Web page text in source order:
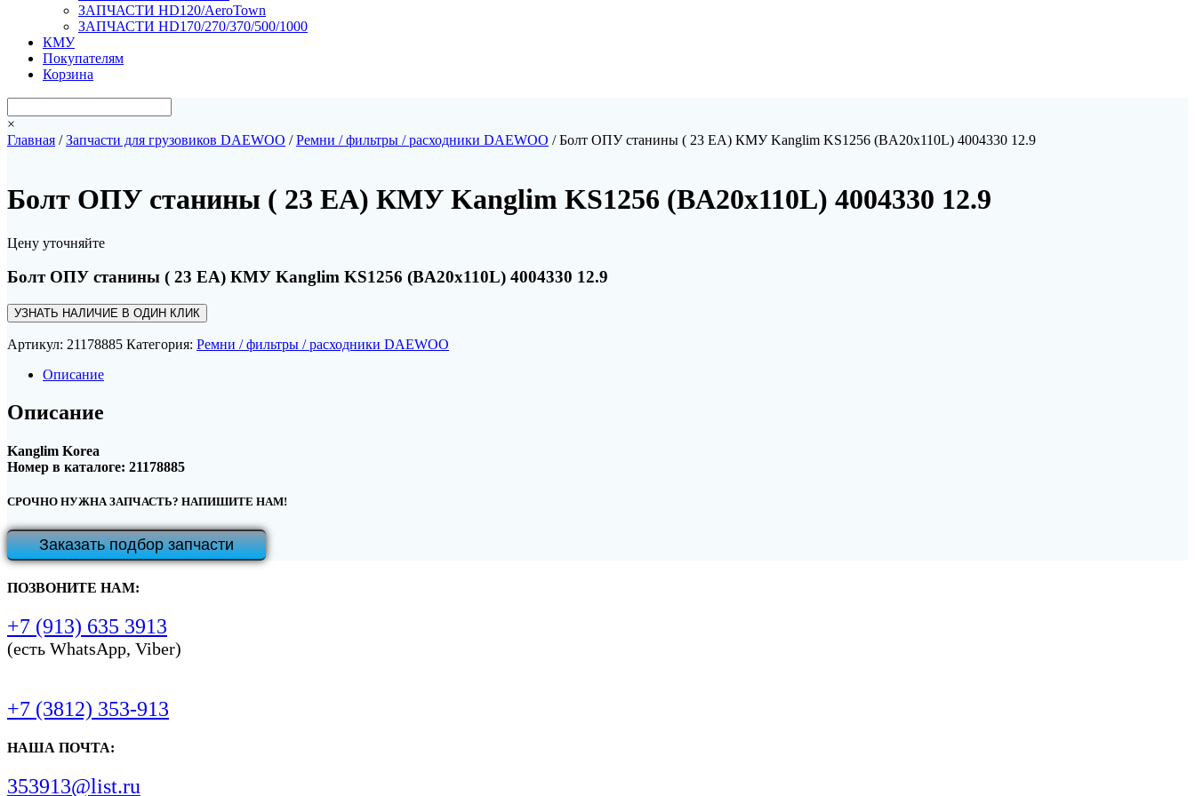
ЗАПЧАСТИ HD120/AeroTown
ЗАПЧАСТИ HD170/270/370/500/1000
КМУ
Покупателям
Корзина
×
Главная /Запчасти для грузовиков DAEWOO /Ремни / фильтры / расходники DAEWOO / Болт ОПУ станины ( 23 EA) КМУ Kanglim KS1256 (BA20x110L) 4004330 12.9
Болт ОПУ станины ( 23 EA) КМУ Kanglim KS1256 (BA20x110L) 4004330 12.9
Цену уточняйте
Болт ОПУ станины ( 23 EA) КМУ Kanglim KS1256 (BA20x110L) 4004330 12.9
УЗНАТЬ НАЛИЧИЕ В ОДИН КЛИК
Артикул: 21178885 Категория: Ремни / фильтры / расходники DAEWOO
Описание
Описание
Kanglim Korea
Номер в каталоге: 21178885
СРОЧНО НУЖНА ЗАПЧАСТЬ? НАПИШИТЕ НАМ!
Заказать подбор запчасти
ПОЗВОНИТЕ НАМ:
+7 (913) 635 3913
(есть WhatsApp, Viber)
+7 (3812) 353-913
НАША ПОЧТА:
353913@list.ru